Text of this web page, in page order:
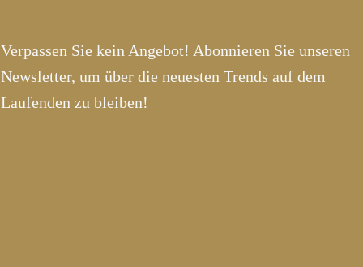
Verpassen Sie kein Angebot! Abonnieren Sie unseren
Newsletter, um über die neuesten Trends auf dem
Laufenden zu bleiben!